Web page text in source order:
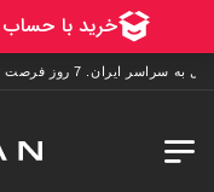
منزل. 1 سال خدمات پس از فروش.